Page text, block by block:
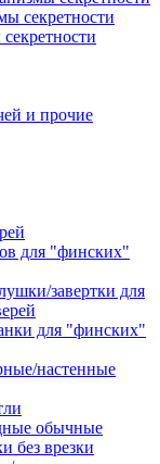
секретности
и прочие
для "финских"
завертки для
для "финских"
настенные
обычные
без врезки